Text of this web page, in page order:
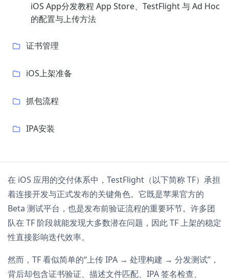
iOS App分发教程 App Store、TestFlight 与 Ad Hoc
的配置与上传方法
证书管理
iOS上架准备
抓包流程
IPA安装
在 iOS 应用的交付体系中，TestFlight（以下简称 TF）承担
着连接开发与正式发布的关键角色。它既是苹果官方的
Beta 测试平台，也是发布前验证流程的重要环节。许多团
队在 TF 阶段就能发现大多数潜在问题，因此 TF 上架的稳定
性直接影响迭代效率。
然而，TF 看似简单的“上传 IPA → 处理构建 → 分发测试”，
背后却包含证书验证、描述文件匹配、IPA 签名检查、